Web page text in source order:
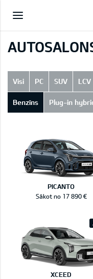
Visi PC SUV LCV
Benzīns Plug-in
PICANTO
Sākot no 17 890 €
XCEED